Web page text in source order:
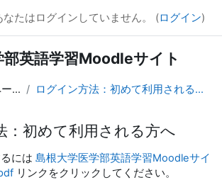
キップする
なたはログインしていません。 (ログイン)
部英語学習Moodleサイト
サイトページ ログイン方法：初めて利用される方へ
：初めて利用される方へ
には 島根大学医学部英語学習Moodleサイ
リンクをクリックしてください。